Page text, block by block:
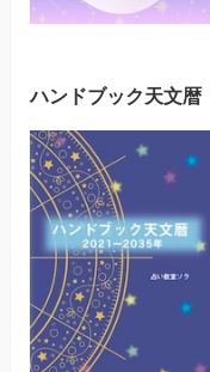
ハンドブック天文暦